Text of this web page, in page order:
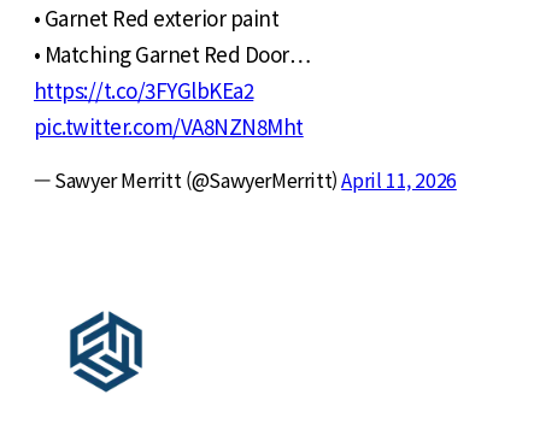
• Garnet Red exterior paint
• Matching Garnet Red Door…
https://t.co/3FYGlbKEa2
pic.twitter.com/VA8NZN8Mht
— Sawyer Merritt (@SawyerMerritt)April 11, 2026